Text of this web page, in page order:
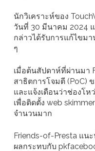
นักวิเคราะห์ของ
วันที่ 30 มีนาคม 2024
กล่าวได้รับการแก้ไขม
ๆ
เมื่อต้นสัปดาห์ที่ผ่านมา
สาธิตการโจมตี (PoC)
และแจ้งเตือนว่าช่องโ
เพื่อติดตั้ง web
จำนวนมาก
Friends-of-Presta แน
ผลกระทบกับ